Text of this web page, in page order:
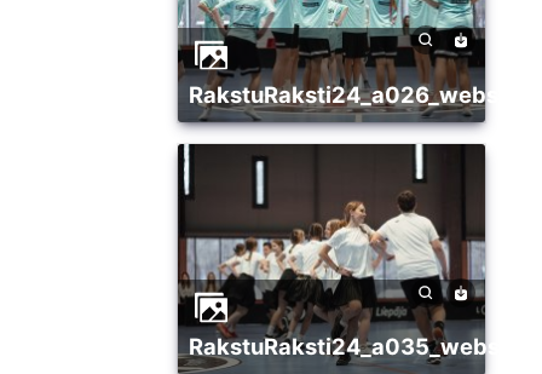
RakstuRaksti24_a026_websize
RakstuRaksti24_a035_websize